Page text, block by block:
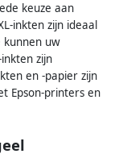
keuze aan
inkten zijn ideaal
kunnen uw
zijn
en -papier zijn
Epson-printers en